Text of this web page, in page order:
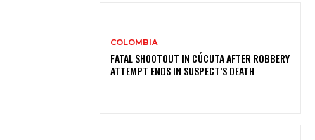
COLOMBIA
FATAL SHOOTOUT IN CÚCUTA AFTER ROBBERY
ATTEMPT ENDS IN SUSPECT’S DEATH